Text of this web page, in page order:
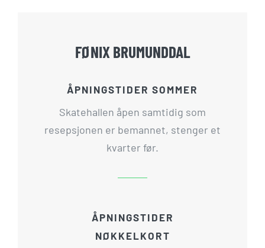
FØNIX BRUMUNDDAL
ÅPNINGSTIDER SOMMER
Skatehallen åpen samtidig som
resepsjonen er bemannet, stenger et
kvarter før.
ÅPNINGSTIDER
NØKKELKORT